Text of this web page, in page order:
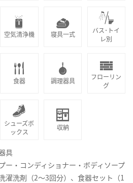
空気清浄機 寝具一式
バス･トイ
レ別
食器 調理器具
フローリン
グ
シューズボ
ックス
収納
具
ー・コンディショナー・ボディソープ
濯洗剤（2～3回分）、食器セット（1